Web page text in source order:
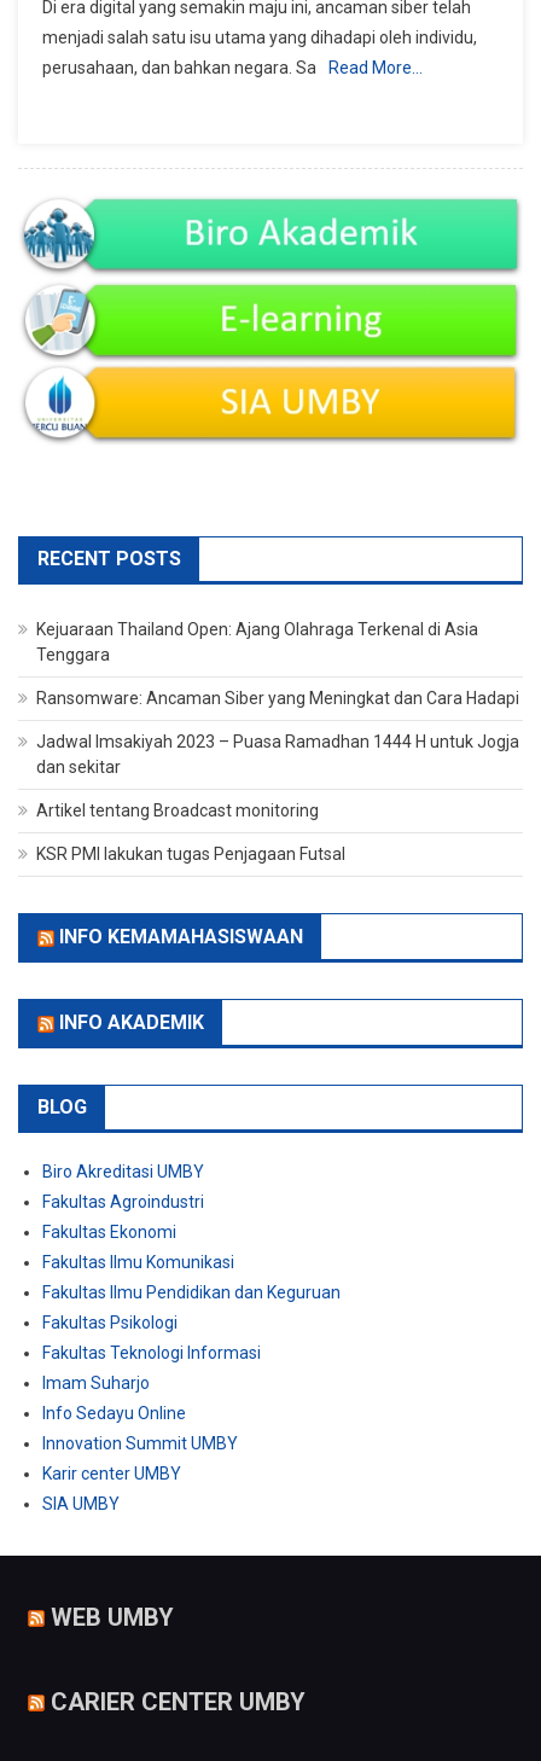
Ancaman
Siber
Di era digital yang semakin maju ini, ancaman siber telah
menjadi salah satu isu utama yang dihadapi oleh individu,
perusahaan, dan bahkan negara. Sa
Read More…
RECENT POSTS
Kejuaraan Thailand Open: Ajang Olahraga Terkenal di Asia
Tenggara
Ransomware: Ancaman Siber yang Meningkat dan Cara Hadapi
Jadwal Imsakiyah 2023 – Puasa Ramadhan 1444 H untuk Jogja
dan sekitar
Artikel tentang Broadcast monitoring
KSR PMI lakukan tugas Penjagaan Futsal
INFO KEMAMAHASISWAAN
INFO AKADEMIK
BLOG
Biro Akreditasi UMBY
Fakultas Agroindustri
Fakultas Ekonomi
Fakultas Ilmu Komunikasi
Fakultas Ilmu Pendidikan dan Keguruan
Fakultas Psikologi
Fakultas Teknologi Informasi
Imam Suharjo
Info Sedayu Online
Innovation Summit UMBY
Karir center UMBY
SIA UMBY
WEB UMBY
CARIER CENTER UMBY